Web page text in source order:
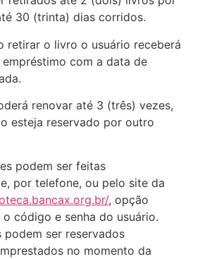
30 (trinta) dias corridos.
retirar o livro o usuário receberá
com a data de
renovar até 3 (três) vezes,
esteja reservado por outro
podem ser feitas
por telefone, ou pelo site da
, opção
o código e senha do usuário.
podem ser reservados
no momento da